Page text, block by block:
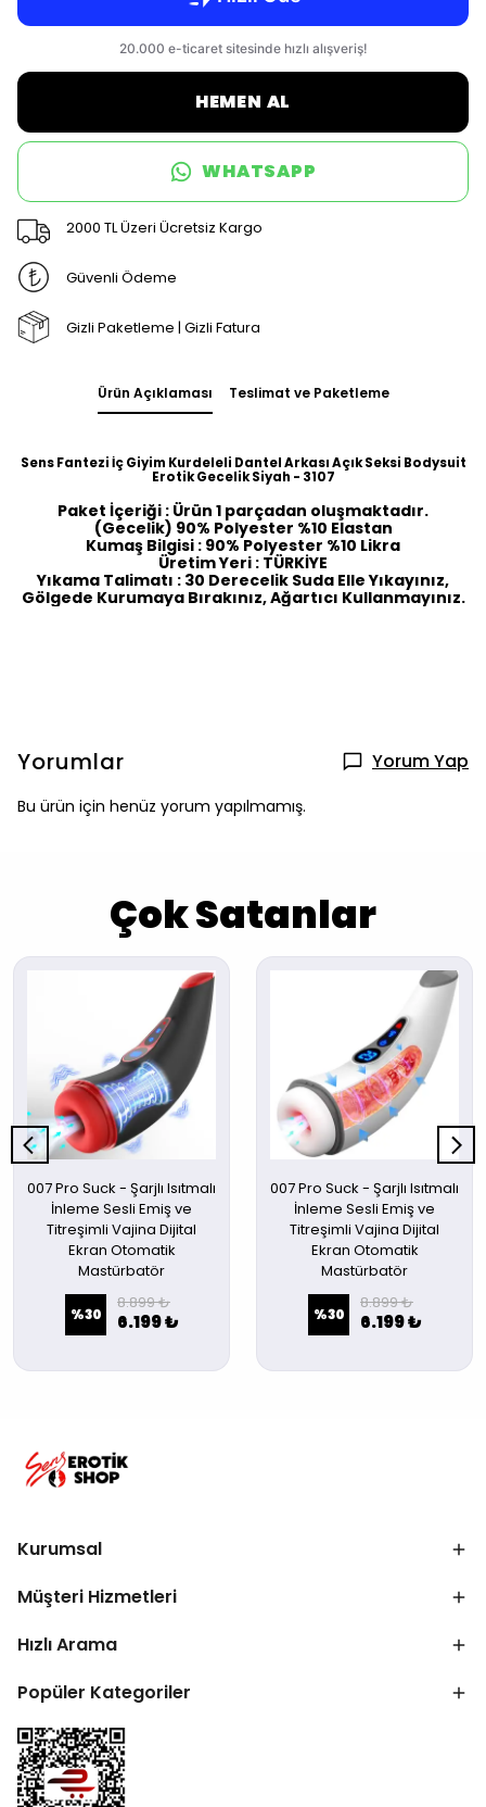
HEMEN AL
WHATSAPP
2000 TL Üzeri Ücretsiz Kargo
Güvenli Ödeme
Gizli Paketleme | Gizli Fatura
Ürün Açıklaması Teslimat ve Paketleme
Sens Fantezi İç Giyim Kurdeleli Dantel Arkası Açık Seksi Bodysuit
Erotik Gecelik Siyah - 3107
Paket İçeriği : Ürün 1 parçadan oluşmaktadır.
(Gecelik) 90% Polyester %10 Elastan
Kumaş Bilgisi : 90% Polyester %10 Likra
Üretim Yeri : TÜRKİYE
Yıkama Talimatı : 30 Derecelik Suda Elle Yıkayınız,
Gölgede Kurumaya Bırakınız, Ağartıcı Kullanmayınız.
Yorumlar Yorum Yap
Bu ürün için henüz yorum yapılmamış.
Çok Satanlar
007 Pro Suck - Şarjlı Isıtmalı
İnleme Sesli Emiş ve
Titreşimli Vajina Dijital
Ekran Otomatik
Mastürbatör
%30
8.899 ₺
6.199 ₺
007 Pro Suck - Şarjlı Isıtmalı
İnleme Sesli Emiş ve
Titreşimli Vajina Dijital
Ekran Otomatik
Mastürbatör
%30
8.899 ₺
6.199 ₺
Kurumsal
Müşteri Hizmetleri
Hızlı Arama
Popüler Kategoriler